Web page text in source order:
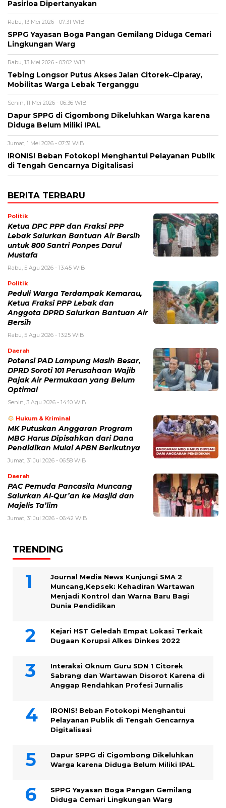
Pasirloa Dipertanyakan
Rabu, 13 Mei 2026 - 07:31 WIB
SPPG Yayasan Boga Pangan Gemilang Diduga Cemari
Lingkungan Warg
Rabu, 13 Mei 2026 - 03:02 WIB
Tebing Longsor Putus Akses Jalan Citorek–Ciparay,
Mobilitas Warga Lebak Terganggu
Senin, 11 Mei 2026 - 06:36 WIB
Dapur SPPG di Cigombong Dikeluhkan Warga karena
Diduga Belum Miliki IPAL
Jumat, 1 Mei 2026 - 07:31 WIB
IRONIS! Beban Fotokopi Menghantui Pelayanan Publik
di Tengah Gencarnya Digitalisasi
BERITA TERBARU
Politik
Ketua DPC PPP dan Fraksi PPP
Lebak Salurkan Bantuan Air Bersih
untuk 800 Santri Ponpes Darul
Mustafa
Rabu, 5 Agu 2026 - 13:45 WIB
Politik
Peduli Warga Terdampak Kemarau,
Ketua Fraksi PPP Lebak dan
Anggota DPRD Salurkan Bantuan Air
Bersih
Rabu, 5 Agu 2026 - 13:25 WIB
Daerah
Potensi PAD Lampung Masih Besar,
DPRD Soroti 101 Perusahaan Wajib
Pajak Air Permukaan yang Belum
Optimal
Senin, 3 Agu 2026 - 14:10 WIB
Hukum & Kriminal
MK Putuskan Anggaran Program
MBG Harus Dipisahkan dari Dana
Pendidikan Mulai APBN Berikutnya
Jumat, 31 Jul 2026 - 06:58 WIB
Daerah
PAC Pemuda Pancasila Muncang
Salurkan Al-Qur’an ke Masjid dan
Majelis Ta’lim
Jumat, 31 Jul 2026 - 06:42 WIB
TRENDING
Journal Media News Kunjungi SMA 2
Muncang,Kepsek: Kehadiran Wartawan
Menjadi Kontrol dan Warna Baru Bagi
Dunia Pendidikan
Kejari HST Geledah Empat Lokasi Terkait
Dugaan Korupsi Alkes Dinkes 2022
Interaksi Oknum Guru SDN 1 Citorek
Sabrang dan Wartawan Disorot Karena di
Anggap Rendahkan Profesi Jurnalis
IRONIS! Beban Fotokopi Menghantui
Pelayanan Publik di Tengah Gencarnya
Digitalisasi
Dapur SPPG di Cigombong Dikeluhkan
Warga karena Diduga Belum Miliki IPAL
SPPG Yayasan Boga Pangan Gemilang
Diduga Cemari Lingkungan Warg